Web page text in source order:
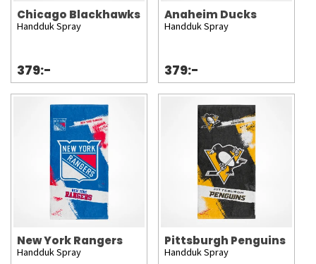
Chicago Blackhawks
Handduk Spray
379:-
Anaheim Ducks
Handduk Spray
379:-
New York Rangers
Handduk Spray
Pittsburgh Penguins
Handduk Spray